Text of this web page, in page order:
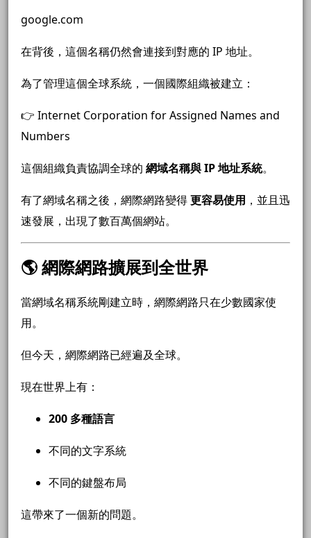
google.com
在背後，這個名稱仍然會連接到對應的 IP 地址。
為了管理這個全球系統，一個國際組織被建立：
👉 Internet Corporation for Assigned Names and
Numbers
這個組織負責協調全球的 網域名稱與 IP 地址系統。
有了網域名稱之後，網際網路變得更容易使用 ，並且迅
速發展，出現了數百萬個網站。
🌎 網際網路擴展到全世界
當網域名稱系統剛建立時，網際網路只在少數國家使
用。
但今天，網際網路已經遍及全球。
現在世界上有：
200 多種語言
不同的文字系統
不同的鍵盤布局
這帶來了一個新的問題。